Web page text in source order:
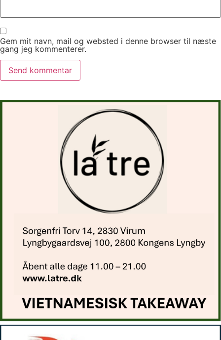
Gem mit navn, mail og websted i denne browser til næste
gang jeg kommenterer.